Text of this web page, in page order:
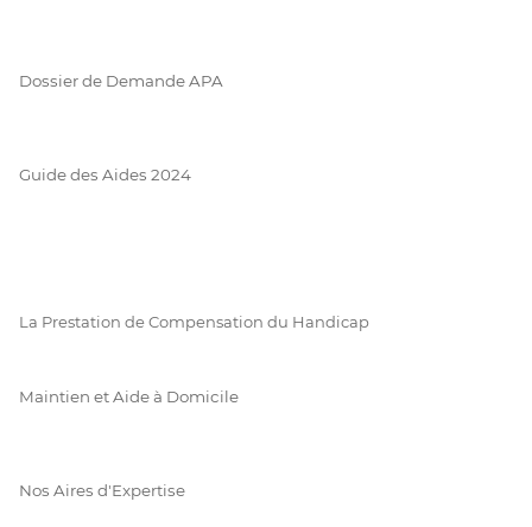
Dossier de Demande APA
Guide des Aides 2024
La Prestation de Compensation du Handicap
Maintien et Aide à Domicile
Nos Aires d'Expertise